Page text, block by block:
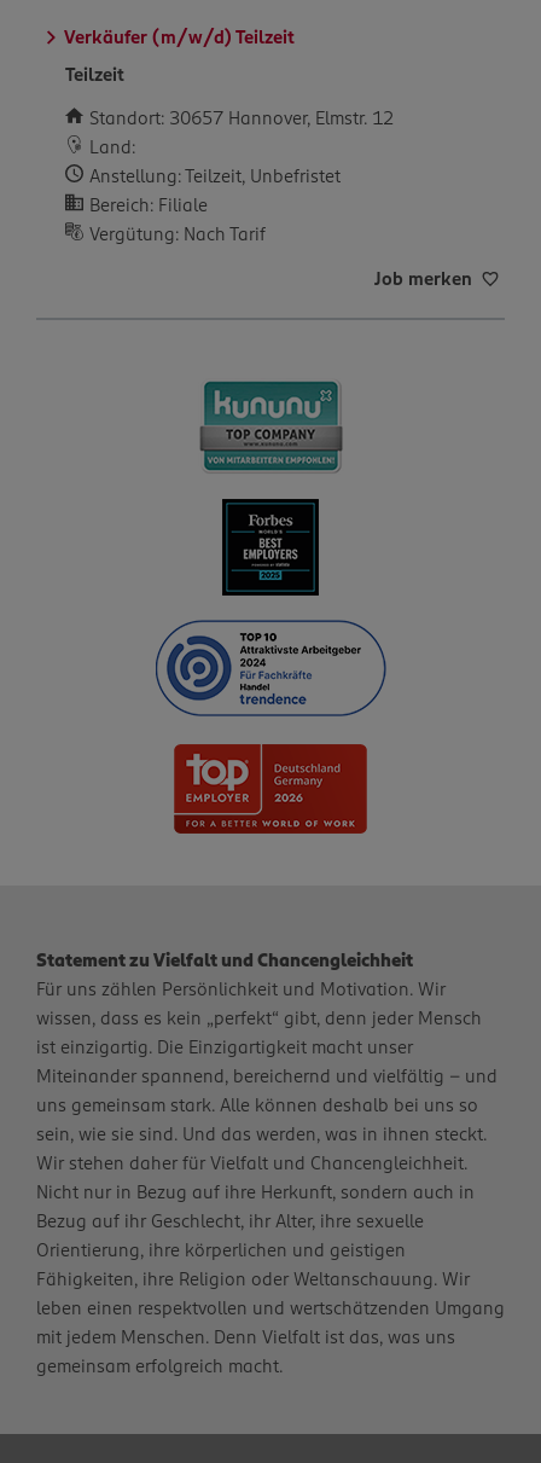
Verkäufer (m/w/d) Teilzeit
Teilzeit
Standort: 30657 Hannover, Elmstr. 12
Land:
Anstellung: Teilzeit, Unbefristet
Bereich: Filiale
Vergütung: Nach Tarif
Job merken
Statement zu Vielfalt und Chancengleichheit
Für uns zählen Persönlichkeit und Motivation. Wir
wissen, dass es kein „perfekt“ gibt, denn jeder Mensch
ist einzigartig. Die Einzigartigkeit macht unser
Miteinander spannend, bereichernd und vielfältig – und
uns gemeinsam stark. Alle können deshalb bei uns so
sein, wie sie sind. Und das werden, was in ihnen steckt.
Wir stehen daher für Vielfalt und Chancengleichheit.
Nicht nur in Bezug auf ihre Herkunft, sondern auch in
Bezug auf ihr Geschlecht, ihr Alter, ihre sexuelle
Orientierung, ihre körperlichen und geistigen
Fähigkeiten, ihre Religion oder Weltanschauung. Wir
leben einen respektvollen und wertschätzenden Umgang
mit jedem Menschen. Denn Vielfalt ist das, was uns
gemeinsam erfolgreich macht.